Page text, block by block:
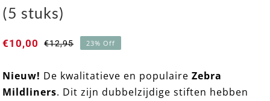
Zebra Mildliner ➸ Naturel Kleuren (5 stuks)
(5 stuks)
€12,95Oorspronkelijke
was:
€10,00
Huidige
is:
23% Off
Nieuw! De kwalitatieve en populaireZebra
Mildliners. Dit zijn dubbelzijdige stiften hebben